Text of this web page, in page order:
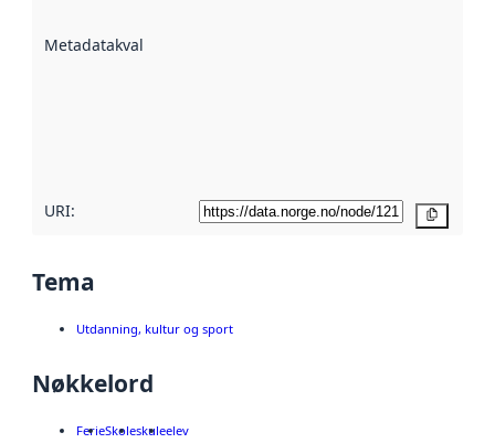
Metadatakvalitet
URI:
Tema
Utdanning, kultur og sport
Nøkkelord
FerieSkoleskuleelev